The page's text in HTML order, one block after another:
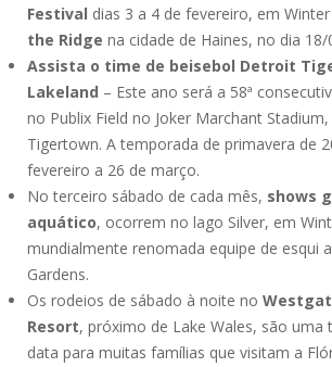
Festival dias 3 a 4 de fevereiro, em Winter
the Ridge na cidade de Haines, no dia 18/
Assista o time de beisebol Detroit
Lakeland – Este ano será a 58ª
no Publix Field no Joker Marchant
Tigertown. A temporada de primavera de
fevereiro a 26 de março.
No terceiro sábado de cada mês, shows
aquático, ocorrem no lago Silver, em
mundialmente renomada equipe de esqui
Gardens.
Os rodeios de sábado à noite no
Resort, próximo de Lake Wales, são uma
data para muitas famílias que visitam a